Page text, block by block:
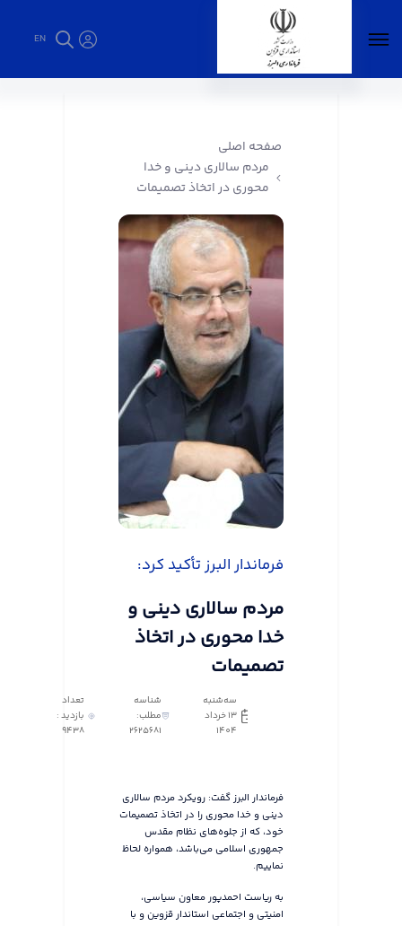
EN
صفحه اصلی
مردم سالاری دینی و خدا
محوری در اتخاذ تصمیمات
فرماندار البرز تأکید کرد:
مردم سالاری دینی و
خدا محوری در اتخاذ
تصمیمات
سه‌شنبه
13 خرداد
1404
شناسه
مطلب:
2625681
تعداد
بازدید :
9438
فرماندار البرز گفت: رویکرد مردم سالاری
دینی و خدا محوری را در اتخاذ تصمیمات
خود، که از جلوه‌های نظام مقدس
جمهوری اسلامی می‌باشد، همواره لحاظ
نماییم.
به ریاست احمدپور معاون سیاسی،
امنیتی و اجتماعی استاندار قزوین و با